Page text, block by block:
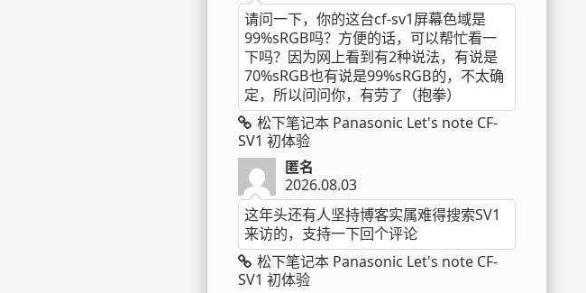
请问一下，你的这台cf-sv1屏幕色域是
99%sRGB吗？方便的话，可以帮忙看一
下吗？因为网上看到有2种说法，有说是
70%sRGB也有说是99%sRGB的，不太确
定，所以问问你，有劳了（抱拳）
松下笔记本 Panasonic Let's note CF-
SV1 初体验
匿名
2026.08.03
这年头还有人坚持博客实属难得搜索SV1
来访的，支持一下回个评论
松下笔记本 Panasonic Let's note CF-
SV1 初体验